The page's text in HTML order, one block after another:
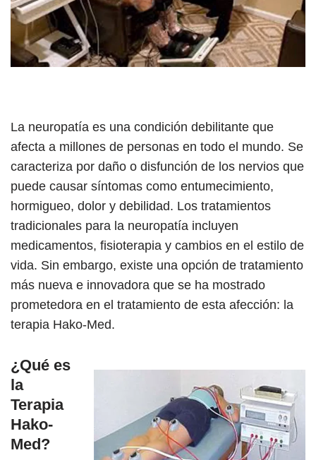
La neuropatía es una condición debilitante que
afecta a millones de personas en todo el mundo. Se
caracteriza por daño o disfunción de los nervios que
puede causar síntomas como entumecimiento,
hormigueo, dolor y debilidad. Los tratamientos
tradicionales para la neuropatía incluyen
medicamentos, fisioterapia y cambios en el estilo de
vida. Sin embargo, existe una opción de tratamiento
más nueva e innovadora que se ha mostrado
prometedora en el tratamiento de esta afección: la
terapia Hako-Med.
¿Qué es
la
Terapia
Hako-
Med?